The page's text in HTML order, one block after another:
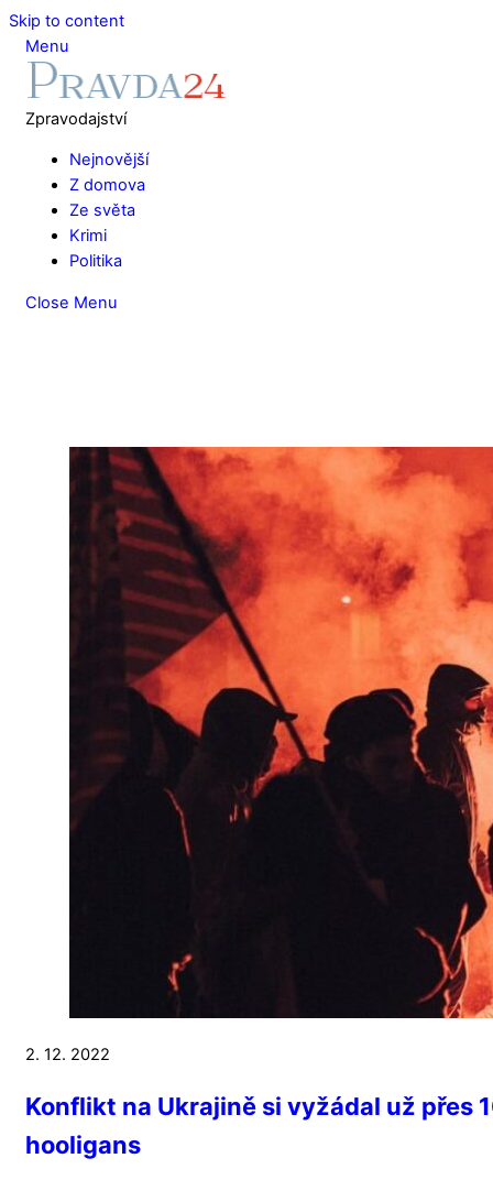
Skip to content
Menu
Zpravodajství
Nejnovější
Z domova
Ze světa
Krimi
Politika
Close Menu
2. 12. 2022
Konflikt na Ukrajině si vyžádal už
hooligans